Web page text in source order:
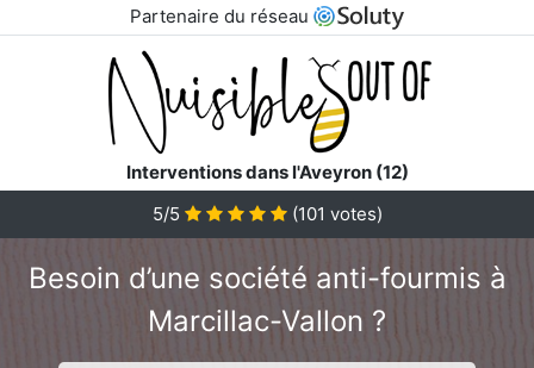
Partenaire du réseau
Interventions dans l'Aveyron (12)
5/5
(101 votes)
Besoin d’une société anti-fourmis à
Marcillac-Vallon ?